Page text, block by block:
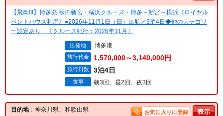
【飛鳥III】博多発 秋の新宮・横浜クルーズ・博多～新宮～横浜《ロイヤル
ペントハウス利用》●2026年11月1日（日）出航／3泊4日◆他のカテゴリ
ー設定あり 〔クルーズ紀行：2026年11月〕
出発地 博多港
旅行代金 1,570,000～3,140,000円
旅行日数 3泊4日
食事 朝3回、昼2回、夜3回
目的地：神奈川県、和歌山県 お気に入りに登録